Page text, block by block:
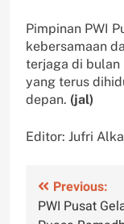
Pimpinan PWI
kebersamaan
terjaga di bulan
yang terus
depan. (jal)
Editor: Jufri
Navigasi
Previous:
PWI Pusat